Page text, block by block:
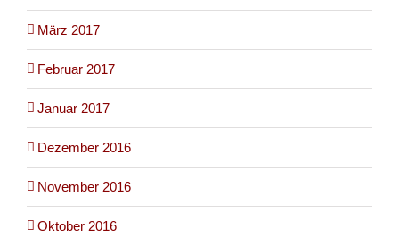
März 2017
Februar 2017
Januar 2017
Dezember 2016
November 2016
Oktober 2016